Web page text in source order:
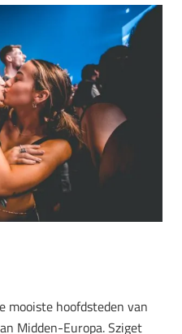
mooiste hoofdsteden van
Midden-Europa. Sziget